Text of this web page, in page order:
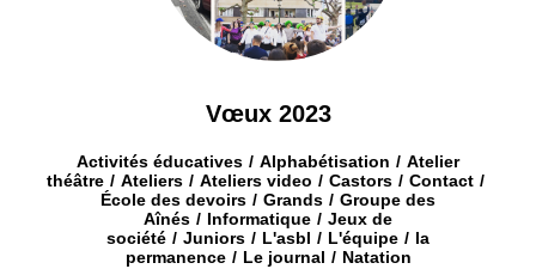
Vœux 2023
Activités éducatives Alphabétisation
Atelier
théâtre
Ateliers Ateliers video Castors
Contact
École des devoirs
Grands
Groupe des
Aînés
Informatique
Jeux de
société
Juniors L'asbl L'équipe
la
permanence
Le journal Natation